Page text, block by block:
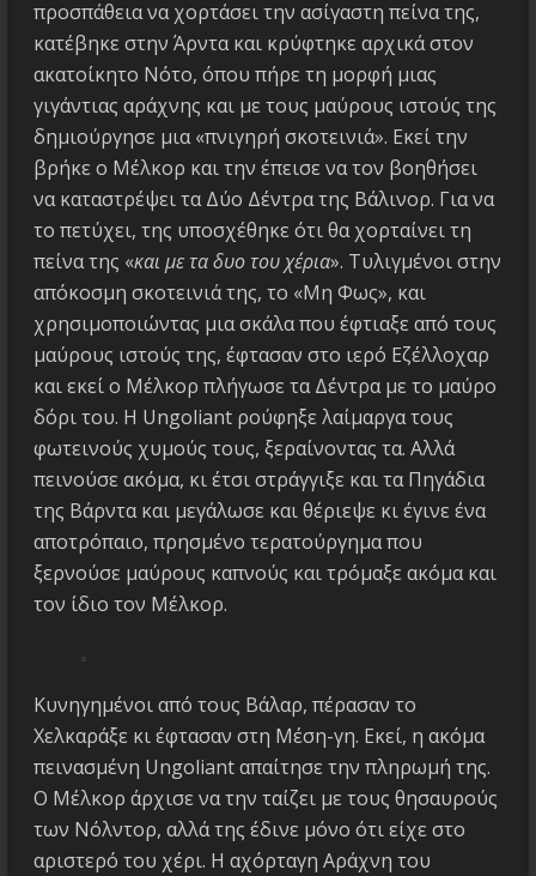
προσπάθεια να χορτάσει την ασίγαστη πείνα της,
κατέβηκε στην Άρντα και κρύφτηκε αρχικά στον
ακατοίκητο Νότο, όπου πήρε τη μορφή μιας
γιγάντιας αράχνης και με τους μαύρους ιστούς της
δημιούργησε μια «πνιγηρή σκοτεινιά». Εκεί την
βρήκε ο Μέλκορ και την έπεισε να τον βοηθήσει
να καταστρέψει τα Δύο Δέντρα της Βάλινορ. Για να
το πετύχει, της υποσχέθηκε ότι θα χορταίνει τη
πείνα της «και με τα δυο του χέρια». Τυλιγμένοι στην
απόκοσμη σκοτεινιά της, το «Μη Φως», και
χρησιμοποιώντας μια σκάλα που έφτιαξε από τους
μαύρους ιστούς της, έφτασαν στο ιερό Εζέλλοχαρ
και εκεί ο Μέλκορ πλήγωσε τα Δέντρα με το μαύρο
δόρι του. Η Ungoliant ρούφηξε λαίμαργα τους
φωτεινούς χυμούς τους, ξεραίνοντας τα. Αλλά
πεινούσε ακόμα, κι έτσι στράγγιξε και τα Πηγάδια
της Βάρντα και μεγάλωσε και θέριεψε κι έγινε ένα
αποτρόπαιο, πρησμένο τερατούργημα που
ξερνούσε μαύρους καπνούς και τρόμαξε ακόμα και
τον ίδιο τον Μέλκορ.
Κυνηγημένοι από τους Βάλαρ, πέρασαν το
Χελκαράξε κι έφτασαν στη Μέση-γη. Εκεί, η ακόμα
πεινασμένη Ungoliant απαίτησε την πληρωμή της.
Ο Μέλκορ άρχισε να την ταίζει με τους θησαυρούς
των Νόλντορ, αλλά της έδινε μόνο ότι είχε στο
αριστερό του χέρι. Η αχόρταγη Αράχνη του